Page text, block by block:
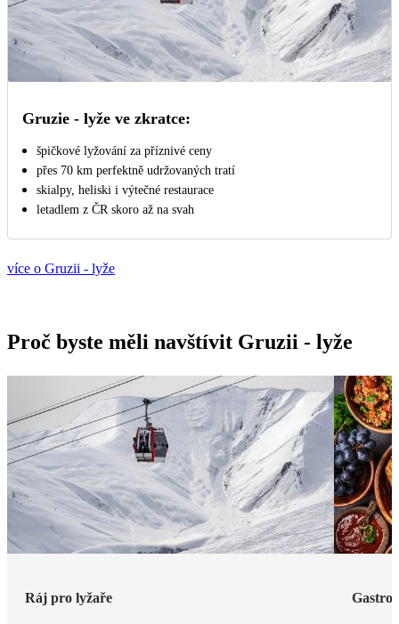
Gruzie - lyže ve zkratce:
špičkové lyžování za příznivé ceny
přes 70 km perfektně udržovaných tratí
skialpy, heliski i výtečné restaurace
letadlem z ČR skoro až na svah
více o Gruzii - lyže
Proč byste měli navštívit Gruzii - lyže
Ráj pro lyžaře